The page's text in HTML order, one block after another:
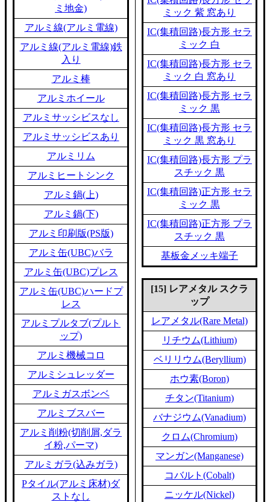
ミ地金)
アルミ線(アルミ電線)
アルミ線(アルミ電線)鉄
入り
アルミ棒
アルミホイール
アルミサッシビスなし
アルミサッシビスあり
アルミリム
アルミヒートシンク
アルミ鍋(上)
アルミ鍋(下)
アルミ印刷版(PS版)
アルミ缶(UBC)バラ
アルミ缶(UBC)プレス
アルミ缶(UBC)ハードプ
レス
アルミプルタブ(プルト
ップ)
アルミ機械コロ
アルミシュレッダー
アルミガスボンベ
アルミブスバー
アルミ削粉(切削屑,ダラ
イ粉,パーマ)
アルミガラ(込みガラ)
Pタイル(アルミ床材)ダ
ストなし
ミック 紫 窓あり
IC(集積回路)長方形 セラ
ミック 白
IC(集積回路)長方形 セラ
ミック 白 窓あり
IC(集積回路)長方形 セラ
ミック 黒
IC(集積回路)長方形 セラ
ミック 黒 窓あり
IC(集積回路)長方形 プラ
スチック 黒
IC(集積回路)正方形 セラ
ミック 黒
IC(集積回路)正方形 プラ
スチック 黒
基板金メッキ端子
[15] レアメタル スクラ
ップ
レアメタル(Rare Metal)
リチウム(Lithium)
ベリリウム(Beryllium)
ホウ素(Boron)
チタン(Titanium)
バナジウム(Vanadium)
クロム(Chromium)
マンガン(Manganese)
コバルト(Cobalt)
ニッケル(Nickel)